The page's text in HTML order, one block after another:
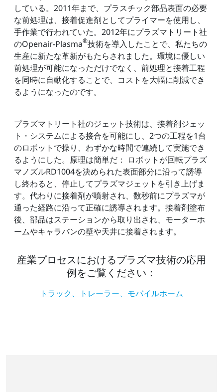
している。2011年まで、プラスチック部品表面の必要
な前処理は、接着促進剤としてプライマーを使用し、
手作業で行われていた。2012年にプラズマトリート社
のOpenair-Plasma®技術を導入したことで、私たちの
生産に新たな革新がもたらされました。環境に優しい
前処理が可能になっただけでなく、前処理と接着工程
を同時に自動化することで、コストを大幅に削減でき
るようになったのです。
プラズマトリート社のジェット技術は、接着剤ジェッ
ト・システムによる接合を可能にし、2つの工程を1台
のロボットで操り、わずかな時間で連続して実施でき
るようにした。原理は簡単だ： ロボットが回転プラズ
マノズルRD1004を決められた表面部分に沿って誘導
し終わると、停止してプラズマジェットを引き上げま
す。代わりに接着剤が噴射され、数秒前にプラズマが
通った経路に沿って正確に誘導されます。接着剤塗布
後、部品はステーションから取り出され、モーターホ
ームやキャラバンの壁や天井に接着されます。
産業プロセスにおけるプラズマ技術の応用
例をご覧ください：
トラック、トレーラー、モバイルホーム